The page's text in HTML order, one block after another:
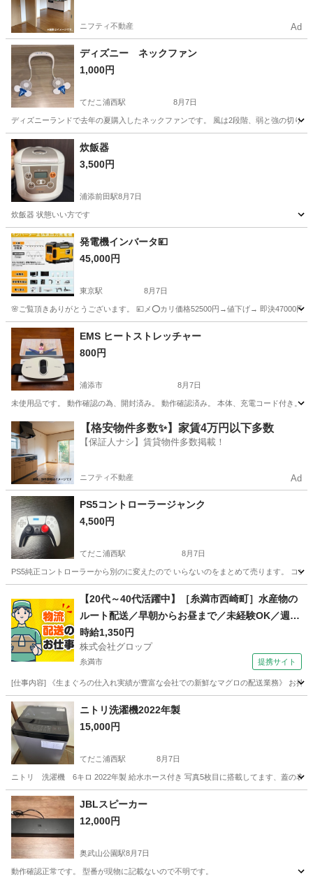
ニフティ不動産 Ad
ディズニー ネックファン
1,000円
てだこ浦西駅 8月7日
ディズニーランドで去年の夏購入したネックファンです。 風は2段階、弱と強の切り
沖縄 浦添市 てだこ浦西駅
炊飯器
3,500円
浦添前田駅8月7日
炊飯器 状態いい方です
沖縄 宜野湾市 浦添前田駅 キッチン家電
発電機インバータ💴
45,000円
東京駅 8月7日
🌸ご覧頂きありがとうございます。 💴メ⭕カリ価格52500円→値下げ→ 即決
沖縄 宜野湾市 東京駅 生活家電
EMS ヒートストレッチャー
800円
浦添市 8月7日
未使用品です。 動作確認の為、開封済み。 動作確認済み。 本体、充電コード付き。
沖縄 浦添市 美容家電 コード
【格安物件多数✨】家賃4万円以下多数
【保証人ナシ】賃貸物件多数掲載！
ニフティ不動産 Ad
PS5コントローラージャンク
4,500円
てだこ浦西駅 8月7日
PS5純正コントローラーから別のに変えたので いらないのをまとめて売ります。 コ
てだこ浦西駅 オーディオ
【20代～40代活躍中】［糸満市西崎町］水産物の
ルート配送／早朝からお昼まで／未経験OK／週休
2日／時給1,350円＋ガソリン代／正社員登用前提
時給1,350円
株式会社グロップ
糸満市 提携サイト
[仕事内容] 《生まぐろの仕入れ実績が豊富な会社での新鮮なマグロの配送業務》 お持
沖縄 糸満市 ドライバー
ニトリ洗濯機2022年製
15,000円
てだこ浦西駅 8月7日
ニトリ 洗濯機 6キロ 2022年製 給水ホース付き 写真5枚目に搭載してます、蓋の表
沖縄 浦添市 てだこ浦西駅
JBLスピーカー
12,000円
奥武山公園駅8月7日
動作確認正常です。 型番が現物に記載ないので不明です。